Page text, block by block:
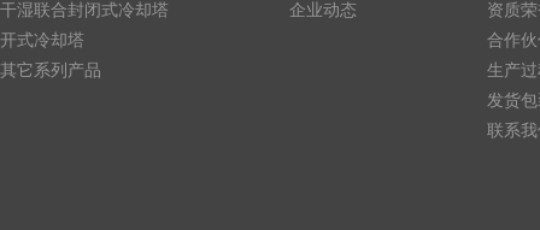
干湿联合封闭式冷却塔
开式冷却塔
其它系列产品
企业动态
资质
合作
生产
发货
联系